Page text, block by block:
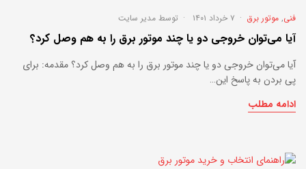
فنی, موتور برق ۷ خرداد ۱۴۰۱ توسط مدیر سایت
آیا می‌توان خروجی دو یا چند موتور برق را به هم وصل کرد؟
آیا می‌توان خروجی دو یا چند موتور برق را به هم وصل کرد؟ مقدمه: برای
پی بردن به پاسخ این…
ادامه مطلب